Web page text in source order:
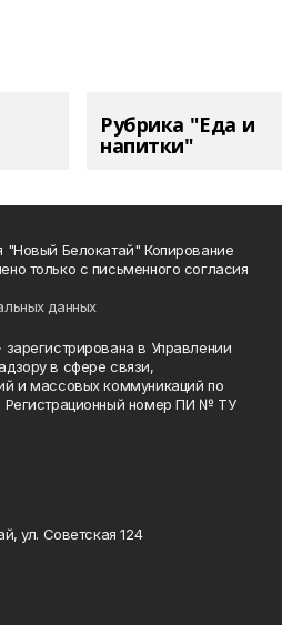
Рубрика "Еда и
напитки"
Белокатай" Копирование
только с письменного согласия
данных
в Управлении
в сфере связи,
и массовых коммуникаций по
Регистрационный номер ПИ № ТУ
ул. Советская 124